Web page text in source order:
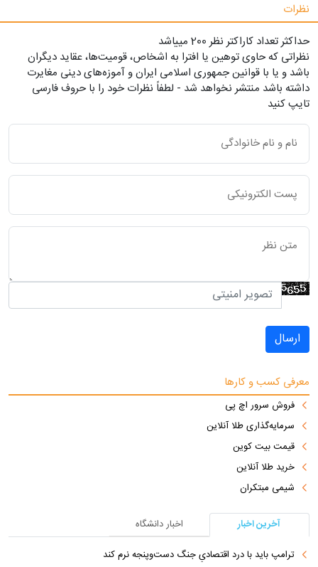
نظرات
حداکثر تعداد کاراکتر نظر 200 ميياشد
نظراتی که حاوی توهین یا افترا به اشخاص، قومیت‌ها، عقاید دیگران
باشد و یا با قوانین جمهوری اسلامی ایران و آموزه‌های دینی مغایرت
داشته باشد منتشر نخواهد شد - لطفاً نظرات خود را با حروف فارسی
تایپ کنید
ارسال
معرفی کسب و کارها
فروش سرور اچ پی
سرمایه‌گذاری طلا آنلاین
قیمت بیت کوین
خرید طلا آنلاین
شیمی مبتکران
آخرین اخبار
اخبار دانشگاه
ترامپ باید با درد اقتصادیِ جنگ دست‌و‌پنجه نرم کند